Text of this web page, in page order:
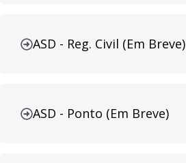
ASD - Reg. Civil (Em Breve)
ASD - Ponto (Em Breve)